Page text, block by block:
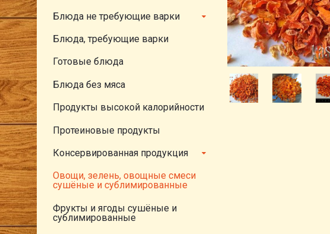
Блюда не требующие варки
Блюда, требующие варки
Готовые блюда
Блюда без мяса
Продукты высокой калорийности
Протеиновые продукты
Консервированная продукция
Овощи, зелень, овощные смеси
сушёные и сублимированные
Фрукты и ягоды сушёные и
сублимированные